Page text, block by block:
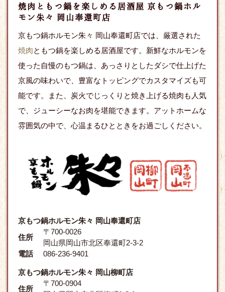
焼肉ともつ鍋を楽しめる居酒屋 京もつ鍋ホル
モン朱々 岡山奉還町店
京もつ鍋ホルモン朱々 岡山奉還町店では、厳選された
焼肉ともつ鍋を楽しめる居酒屋です。新鮮なホルモンを
使った自慢のもつ鍋は、あっさりとしたダシで仕上げた
京風の味わいで、豊富なトッピングでカスタマイズも可
能です。また、炭火でじっくりと焼き上げる焼肉も人気
で、ジューシーなお肉を堪能できます。アットホームな
雰囲気の中で、心温まるひとときをお過ごしください。
京もつ鍋ホルモン朱々 岡山奉還町店
住所
〒700-0026
岡山県岡山市北区奉還町2-3-2
電話
086-236-9401
京もつ鍋ホルモン朱々 岡山柳町店
住所
〒700-0904